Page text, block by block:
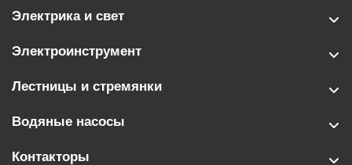
Электрика и свет
Электроинструмент
Лестницы и стремянки
Водяные насосы
Контакторы